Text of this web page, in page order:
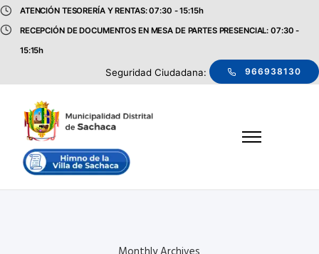
ATENCIÓN TESORERÍA Y RENTAS: 07:30 - 15:15h
RECEPCIÓN DE DOCUMENTOS EN MESA DE PARTES PRESENCIAL: 07:30 -
15:15h
Seguridad Ciudadana: 966938130